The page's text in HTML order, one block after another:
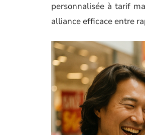
personnalisée à tarif
alliance efficace entre